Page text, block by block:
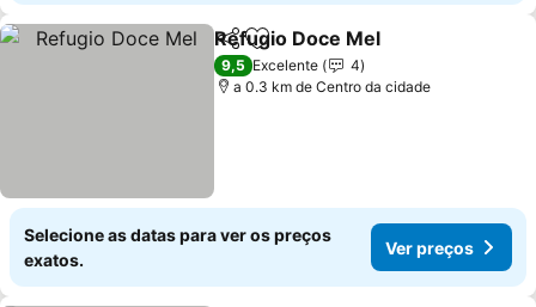
PartilharAdicionar aos favoritos
Refugio Doce Mel
9,5 Excelente
4
a 0.3 km de Centro da cidade
Selecione as datas para ver os preços
exatos.
Ver preços